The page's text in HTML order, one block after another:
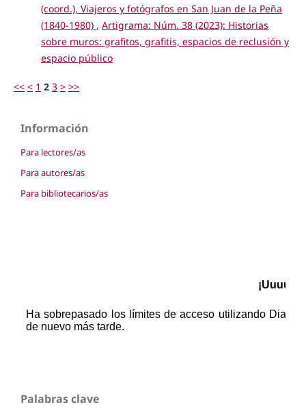
(coord.), Viajeros y fotógrafos en San Juan de la Peña
(1840-1980) , Artigrama: Núm. 38 (2023): Historias
sobre muros: grafitos, grafitis, espacios de reclusión y
espacio público
<< < 1 2 3 > >>
Información
Para lectores/as
Para autores/as
Para bibliotecarios/as
Palabras clave